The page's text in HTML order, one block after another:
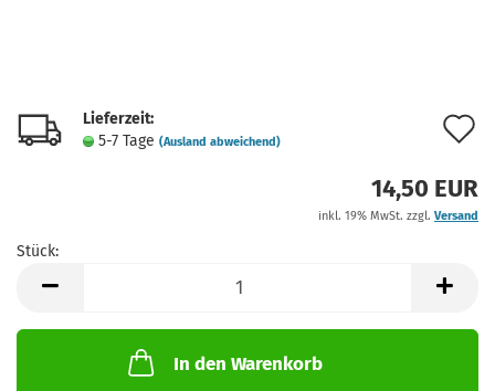
Lieferzeit:
5-7 Tage (Ausland abweichend)
14,50 EUR
inkl. 19% MwSt. zzgl. Versand
Stück:
In den Warenkorb